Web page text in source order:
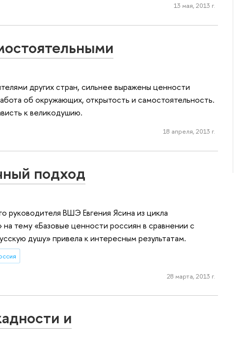
13 мая, 2013 г.
других стран, сильнее выражены ценности
об окружающих, открытость и самостоятельность.
к великодушию.
18 апреля, 2013 г.
подход
руководителя ВШЭ Евгения Ясина из цикла
тему «Базовые ценности россиян в сравнении с
душу» привела к интересным результатам.
28 марта, 2013 г.
и